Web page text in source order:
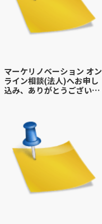
マーケリノベーション オン
ライン相談(法人)へお申し
込み、ありがとうございま